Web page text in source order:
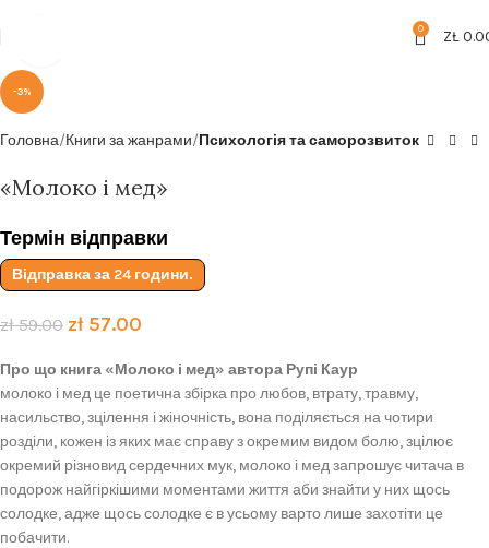
0 ZŁ
-3%
Головна Книги за жанрами Психологія та саморозвиток
«Молоко і мед»
Термін відправки
Відправка за 24 години.
zł59.00 zł57.00
Про що книга «Молоко і мед» автора Рупі Каур
молоко і мед це поетична збірка про любов, втрату, травму,
насильство, зцілення і жіночність, вона поділяється на чотири
розділи, кожен із яких має справу з окремим видом болю, зцілює
окремий різновид сердечних мук, молоко і мед запрошує читача в
подорож найгіркішими моментами життя аби знайти у них щось
солодке, адже щось солодке є в усьому варто лише захотіти це
побачити.